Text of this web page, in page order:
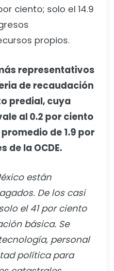
ciento; solo el 14.9
propios.
representativos
de recaudación
predial, cuya
al 0.2 por ciento
de 1.9 por
de la OCDE.
están
De los casi
el 41 por ciento
básica. Se
personal
política para